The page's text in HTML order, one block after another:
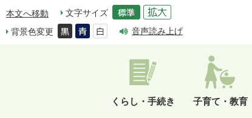
本文へ移動
文字サイズ
背景色変更
音声読み上げ
くらし・手続き 子育て・教育